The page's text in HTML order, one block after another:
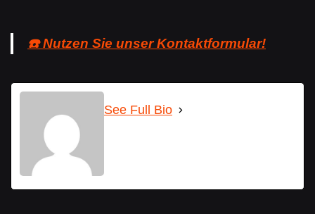
☎️ Nutzen Sie unser Kontaktformular!
See Full Bio